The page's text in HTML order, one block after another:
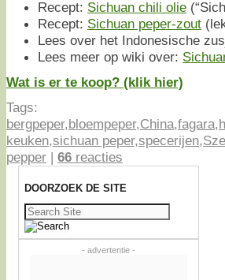
Recept: Sichuan chili olie
Recept: Sichuan peper-zout
Lees over het Indonesische
Lees meer op wiki over:
Wat is er te koop? (klik hier)
Tags:
bergpeper,bloempeper,China,fagara,
keuken,sichuan peper,specerijen,
pepper | 66 reacties
DOORZOEK DE SITE
Zoeken
naar:
- advertentie -